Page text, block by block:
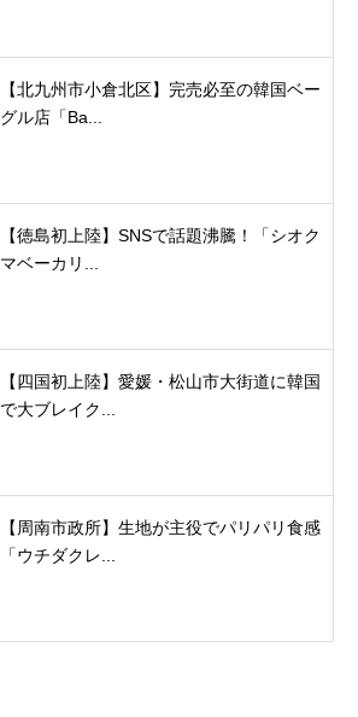
【北九州市小倉北区】完売必至の韓国ベー
グル店「Ba...
【徳島初上陸】SNSで話題沸騰！「シオク
マベーカリ...
【四国初上陸】愛媛・松山市大街道に韓国
で大ブレイク...
【周南市政所】生地が主役でパリパリ食感
「ウチダクレ...